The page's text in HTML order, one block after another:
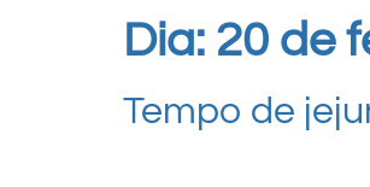
Dia: 20 de
Tempo de